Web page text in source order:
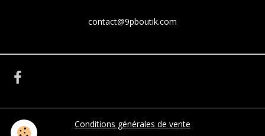
contact@9pboutik.com
Conditions générales de vente